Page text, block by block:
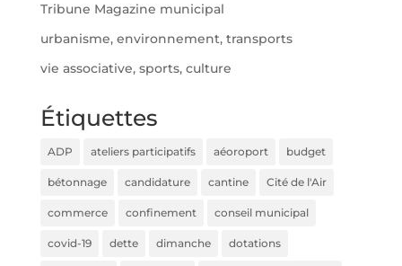
Tribune Magazine municipal
urbanisme, environnement, transports
vie associative, sports, culture
Étiquettes
ADP ateliers participatifs aéoroport budget
bétonnage candidature cantine Cité de l'Air
commerce confinement conseil municipal
covid-19 dette dimanche dotations